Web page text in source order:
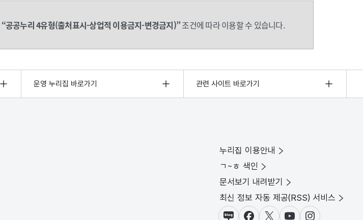
“공공누리 4유형(출처표시-상업적 이용금지-변경금지)”조건에 따라 이용할 수 있습니다.
운영 누리집 바로가기 관련 사이트 바로가기
누리집 이용안내
ㄱ~ㅎ 색인
문서보기 내려받기
최신 정보 자동 제공(RSS) 서비스
블로그페이스북X(트위터)
유튜브인스타그램